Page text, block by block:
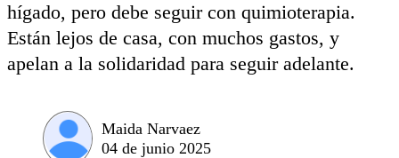
hígado, pero debe seguir con quimioterapia.
Están lejos de casa, con muchos gastos, y
apelan a la solidaridad para seguir adelante.
Maida Narvaez
04 de junio 2025